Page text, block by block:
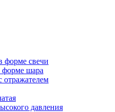
форме свечи
форме шара
отражателем
давления